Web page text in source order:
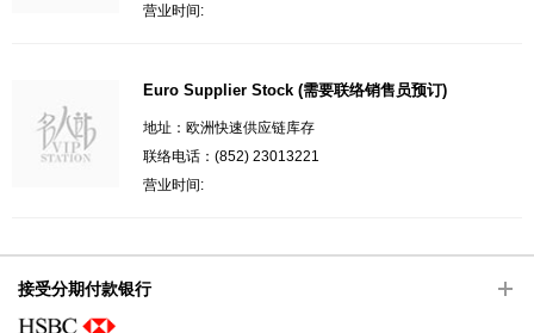
营业时间:
Euro Supplier Stock (需要联络销售员预订)
地址：欧洲快速供应链库存
联络电话：(852) 23013221
营业时间:
接受分期付款银行